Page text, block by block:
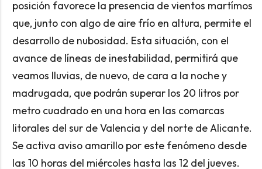
posición favorece la presencia de vientos martímos
que, junto con algo de aire frío en altura, permite el
desarrollo de nubosidad. Esta situación, con el
avance de líneas de inestabilidad, permitirá que
veamos lluvias, de nuevo, de cara a la noche y
madrugada, que podrán superar los 20 litros por
metro cuadrado en una hora en las comarcas
litorales del sur de Valencia y del norte de Alicante.
Se activa aviso amarillo por este fenómeno desde
las 10 horas del miércoles hasta las 12 del jueves.